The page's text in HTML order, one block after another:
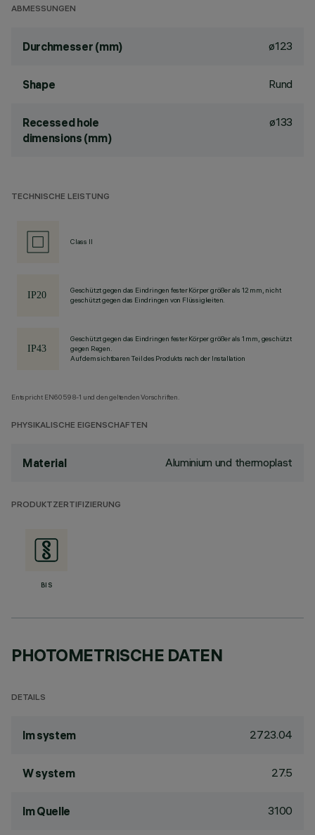
ABMESSUNGEN
Durchmesser (mm) ø123
Shape Rund
Recessed hole
dimensions (mm)
ø133
TECHNISCHE LEISTUNG
Class II
Geschützt gegen das Eindringen fester Körper größer als 12 mm, nicht
geschützt gegen das Eindringen von Flüssigkeiten.
Geschützt gegen das Eindringen fester Körper größer als 1 mm, geschützt
gegen Regen.
Auf dem sichtbaren Teil des Produkts nach der Installation
Entspricht EN60598-1 und den geltenden Vorschriften.
PHYSIKALISCHE EIGENSCHAFTEN
Material Aluminium und thermoplast
PRODUKTZERTIFIZIERUNG
BIS
PHOTOMETRISCHE DATEN
DETAILS
lm system 2723.04
W system 27.5
lm Quelle 3100